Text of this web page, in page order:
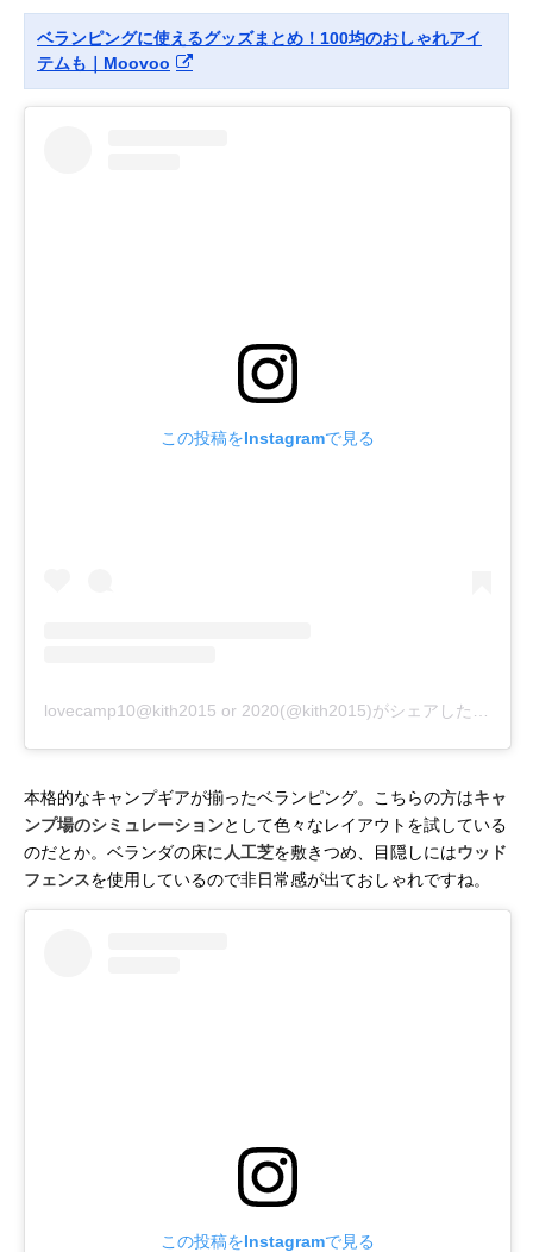
ベランピングに使えるグッズまとめ！100均のおしゃれアイ
テムも｜Moovoo
この投稿をInstagramで見る
本格的なキャンプギアが揃ったベランピング。こちらの方はキャ
ンプ場のシミュレーションとして色々なレイアウトを試している
のだとか。ベランダの床に 人工芝を敷きつめ、目隠しにはウッド
フェンスを使用しているので非日常感が出ておしゃれですね。
この投稿をInstagramで見る